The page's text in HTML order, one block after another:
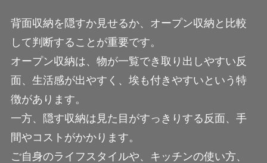
背面収納を隠すか見せるか、オープン収納と比較
して判断することが重要です。
オープン収納は、物が一覧でき取り出しやすい反
面、生活感が出やすく、埃も付きやすいという特
徴があります。
一方、隠す収納は見た目がすっきりする反面、手
間やコストがかかります。
ご自身のライフスタイルや、キッチンの使い方、